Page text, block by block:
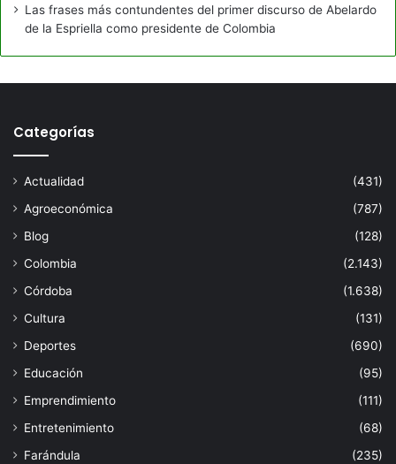
Las frases más contundentes del primer discurso de Abelardo
de la Espriella como presidente de Colombia
Categorías
Actualidad
(431)
Agroeconómica
(787)
Blog
(128)
Colombia
(2.143)
Córdoba
(1.638)
Cultura
(131)
Deportes
(690)
Educación
(95)
Emprendimiento
(111)
Entretenimiento
(68)
Farándula
(235)